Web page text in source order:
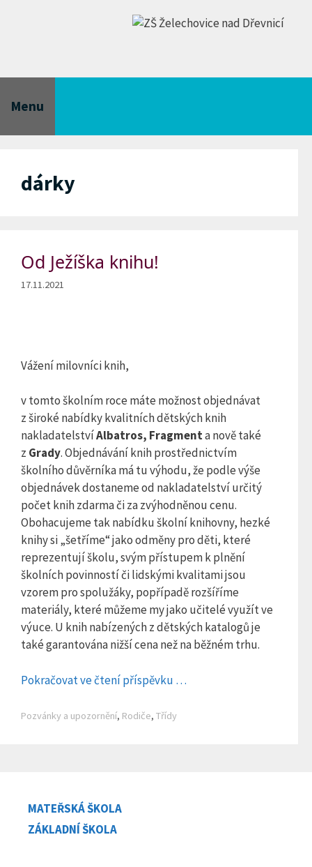
Menu
dárky
Od Ježíška knihu!
17.11.2021
Vážení milovníci knih,
v tomto školním roce máte možnost objednávat
z široké nabídky kvalitních dětských knih
nakladatelstvíAlbatros, Fragmenta nově také
z Grady. Objednávání knih prostřednictvím
školního důvěrníka má tu výhodu, že podle výše
objednávek dostaneme od nakladatelství určitý
počet knih zdarma či za zvýhodněnou cenu.
Obohacujeme tak nabídku školní knihovny, hezké
knihy si „šetříme“ jako odměny pro děti, které
reprezentují školu, svým přístupem k plnění
školních povinností či lidskými kvalitami jsou
vzorem pro spolužáky, popřípadě rozšíříme
materiály, které můžeme my jako učitelé využít ve
výuce. U knih nabízených z dětských katalogů je
také garantována nižší cena než na běžném trhu.
Pokračovat ve čtení příspěvku …
Rubriky
Pozvánky a upozornění, Rodiče, Třídy
MATEŘSKÁ ŠKOLA
ZÁKLADNÍ ŠKOLA